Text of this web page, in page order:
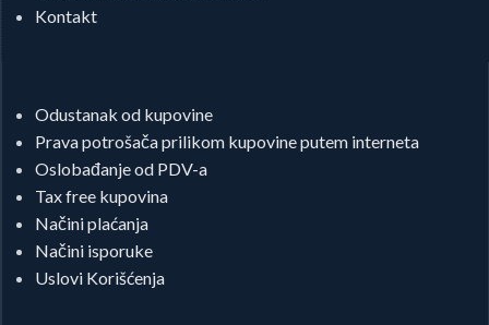
Kontakt
Odustanak od kupovine
Prava potrošača prilikom kupovine putem interneta
Oslobađanje od PDV-a
Tax free kupovina
Načini plaćanja
Načini isporuke
Uslovi Korišćenja